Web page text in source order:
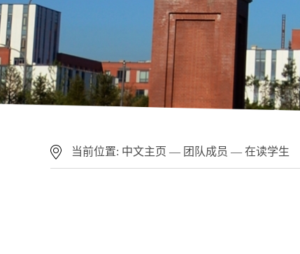
当前位置: 中文主页 — 团队成员 — 在读学生